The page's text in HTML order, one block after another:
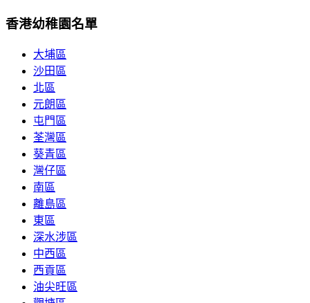
香港幼稚園名單
大埔區
沙田區
北區
元朗區
屯門區
荃灣區
葵青區
灣仔區
南區
離島區
東區
深水涉區
中西區
西貢區
油尖旺區